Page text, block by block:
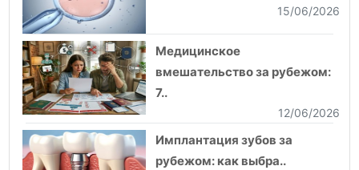
15/06/2026
Медицинское
вмешательство за рубежом:
7..
12/06/2026
Имплантация зубов за
рубежом: как выбра..